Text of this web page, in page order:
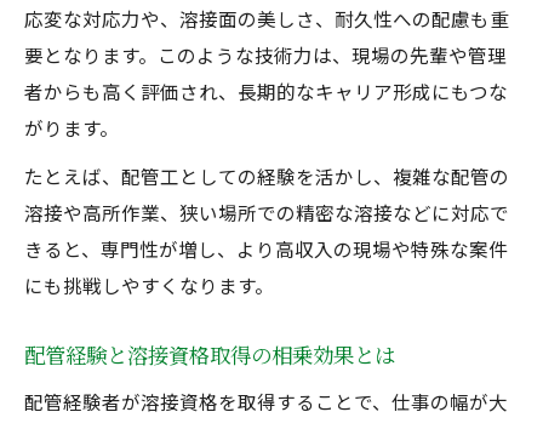
応変な対応力や、溶接面の美しさ、耐久性への配慮も重
要となります。このような技術力は、現場の先輩や管理
者からも高く評価され、長期的なキャリア形成にもつな
がります。
たとえば、配管工としての経験を活かし、複雑な配管の
溶接や高所作業、狭い場所での精密な溶接などに対応で
きると、専門性が増し、より高収入の現場や特殊な案件
にも挑戦しやすくなります。
配管経験と溶接資格取得の相乗効果とは
配管経験者が溶接資格を取得することで、仕事の幅が大